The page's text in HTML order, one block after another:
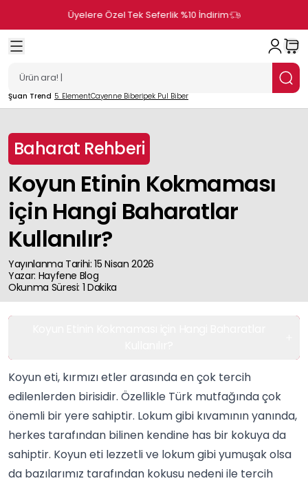
Üyelere Özel Tek Seferlik %10 İndirim
Şuan Trend 5. ElementCayenne Biberİpek Pul Biber
Baharat Rehberi
Koyun Etinin Kokmaması
için Hangi Baharatlar
Kullanılır?
Yayınlanma Tarihi: 15 Nisan 2026
Yazar: Hayfene Blog
Okunma Süresi: 1 Dakika
Koyun eti, kırmızı etler arasında en çok tercih
edilenlerden birisidir. Özellikle Türk mutfağındaçok
önemli bir yere sahiptir. Lokum gibi kıvamının yanında,
herkes tarafından bilinen kendine has bir kokuya da
sahiptir. Koyun eti lezzetli ve lokum gibi yumuşak olsa
da bazılarımız tarafından kokusu nedeni ile tercih